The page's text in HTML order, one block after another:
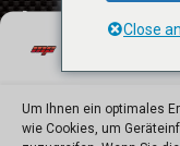
Um Ihnen ein optimales
wie Cookies, um
[browser_email]
©
Close